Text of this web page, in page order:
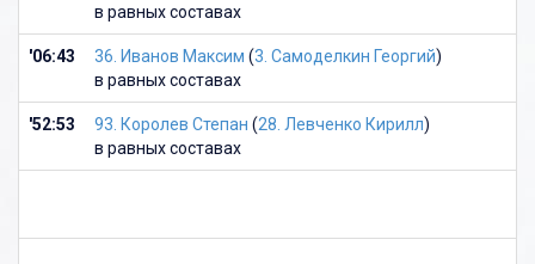
в равных составах
'06:43 36. Иванов Максим (3. Самоделкин Георгий)
в равных составах
'52:53 93. Королев Степан (28. Левченко Кирилл)
в равных составах